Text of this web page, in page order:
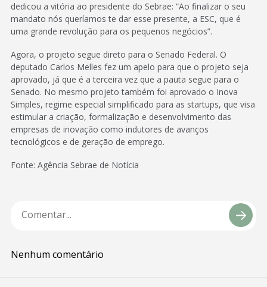
dedicou a vitória ao presidente do Sebrae: “Ao finalizar o seu
mandato nós queríamos te dar esse presente, a ESC, que é
uma grande revolução para os pequenos negócios”.
Agora, o projeto segue direto para o Senado Federal. O
deputado Carlos Melles fez um apelo para que o projeto seja
aprovado, já que é a terceira vez que a pauta segue para o
Senado. No mesmo projeto também foi aprovado o Inova
Simples, regime especial simplificado para as startups, que visa
estimular a criação, formalização e desenvolvimento das
empresas de inovação como indutores de avanços
tecnológicos e de geração de emprego.
Fonte: Agência Sebrae de Notícia
Nenhum comentário